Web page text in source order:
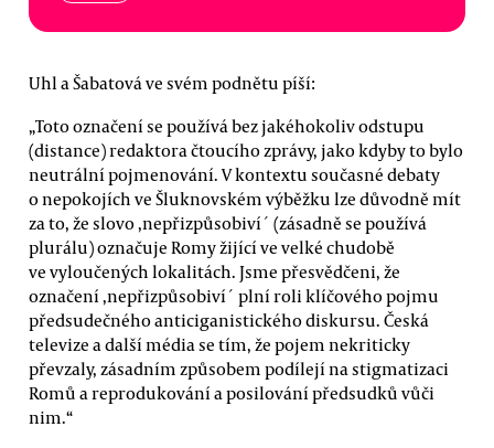
Uhl a Šabatová ve svém podnětu píší:
„Toto označení se používá bez jakéhokoliv odstupu
(distance) redaktora čtoucího zprávy, jako kdyby to bylo
neutrální pojmenování. V kontextu současné debaty
o nepokojích ve Šluknovském výběžku lze důvodně mít
za to, že slovo ,nepřizpůsobiví´ (zásadně se používá
plurálu) označuje Romy žijící ve velké chudobě
ve vyloučených lokalitách. Jsme přesvědčeni, že
označení ,nepřizpůsobiví´ plní roli klíčového pojmu
předsudečného anticiganistického diskursu. Česká
televize a další média se tím, že pojem nekriticky
převzaly, zásadním způsobem podílejí na stigmatizaci
Romů a reprodukování a posilování předsudků vůči
nim.“